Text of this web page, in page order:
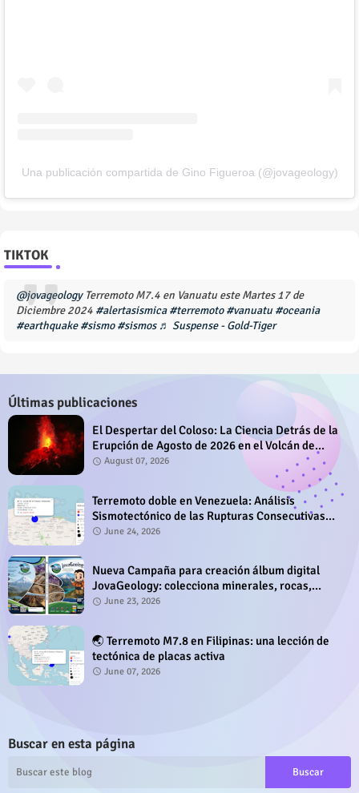
Una publicación compartida de Gino Figueroa (@jovageology)
TIKTOK
@jovageologyTerremoto M7.4 en Vanuatu este Martes 17 de
Diciembre 2024 #alertasismica #terremoto #vanuatu #oceania
#earthquake #sismo #sismos ♬ Suspense - Gold-Tiger
Últimas publicaciones
El Despertar del Coloso: La Ciencia Detrás de la
Erupción de Agosto de 2026 en el Volcán de
Fuego
August 07, 2026
Terremoto doble en Venezuela: Análisis
Sismotectónico de las Rupturas Consecutivas
del 24 de Junio de 2026
June 24, 2026
Nueva Campaña para creación álbum digital
JovaGeology: colecciona minerales, rocas,
fósiles y sitios geológicos
June 23, 2026
🌏 Terremoto M7.8 en Filipinas: una lección de
tectónica de placas activa
June 07, 2026
Buscar en esta página